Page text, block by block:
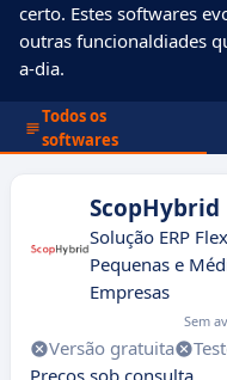
certo. Estes softwares
outras funcionaldiades
a-dia.
Todos os
softwares
ScopHybrid
Solução ERP
Pequenas e
Empresas
Sem
Versão gratuita
Preços sob consulta